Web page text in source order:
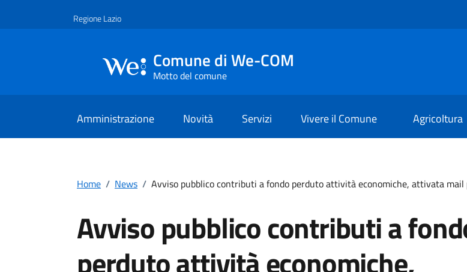
Regione Lazio
Comune di We-COM
Motto del comune
Amministrazione Novità Servizi Vivere il Comune Agricoltura
Home / News / Avviso pubblico contributi a fondo perduto attività economiche, attivata
Avviso pubblico contributi a